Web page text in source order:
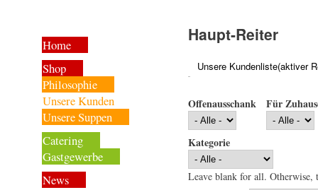
Home
Shop
Philosophie
Unsere Kunden
Unsere Suppen
Catering
Gastgewerbe
News
Haupt-Reiter
Unsere Kundenliste(aktiver
Offenausschank Für
Kategorie
Leave blank for all.